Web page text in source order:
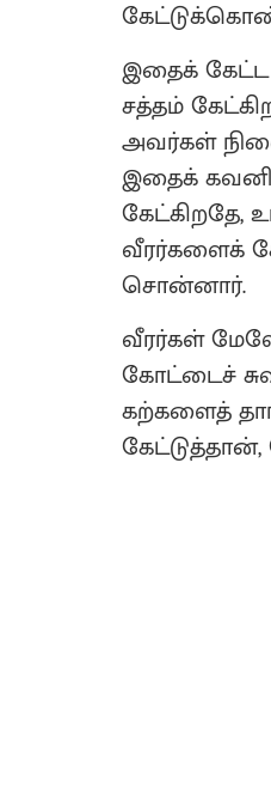
இதைக் கேட்ட
சத்தம்
அவர்கள்
இதைக்
கேட்கிறதே,
வீரர்களைக்
சொன்னார்.
வீரர்கள்
கோட்டைச்
கற்களைத்